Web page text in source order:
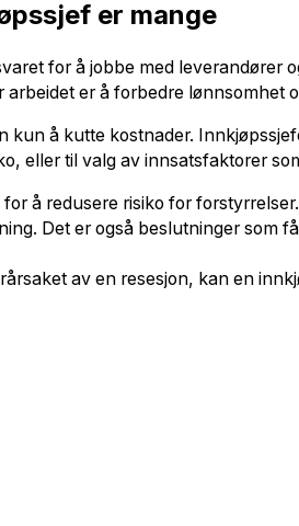
er mange
for å jobbe med leverandører
er å forbedre lønnsomhet
kun å kutte kostnader.
eller til valg av innsatsfaktorer
å redusere risiko for
Det er også beslutninger som
av en resesjon, kan en